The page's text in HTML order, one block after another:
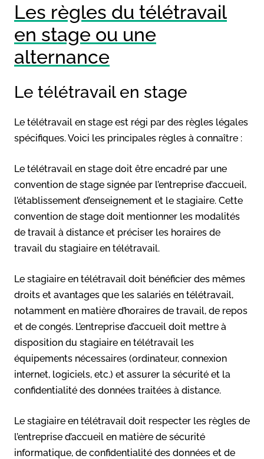
Les règles du télétravail
en stage ou une
alternance
Le télétravail en stage
Le télétravail en stage est régi par des règles légales
spécifiques. Voici les principales règles à connaître :
Le télétravail en stage doit être encadré par une
convention de stage signée par l’entreprise d’accueil,
l’établissement d’enseignement et le stagiaire. Cette
convention de stage doit mentionner les modalités
de travail à distance et préciser les horaires de
travail du stagiaire en télétravail.
Le stagiaire en télétravail doit bénéficier des mêmes
droits et avantages que les salariés en télétravail,
notamment en matière d’horaires de travail, de repos
et de congés. L’entreprise d’accueil doit mettre à
disposition du stagiaire en télétravail les
équipements nécessaires (ordinateur, connexion
internet, logiciels, etc.) et assurer la sécurité et la
confidentialité des données traitées à distance.
Le stagiaire en télétravail doit respecter les règles de
l’entreprise d’accueil en matière de sécurité
informatique, de confidentialité des données et de